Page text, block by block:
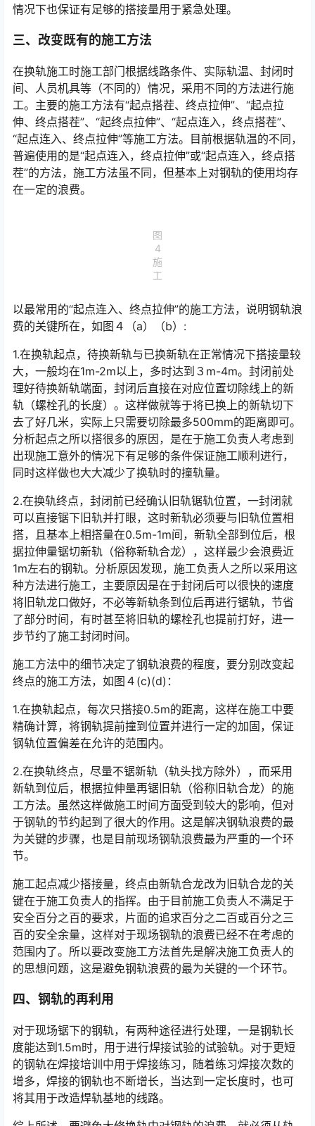
情况下也保证有足够的搭接量用于紧急处理。󠅅󠅃󠄵󠅂󠄪󠇖󠆨󠆨󠇕󠆞󠆒󠅬󠇘󠆭󠆘󠇙󠆝󠅵󠇗󠆭󠆁󠄐󠇗󠅹󠅸󠇖󠆍󠅳󠇖󠅹󠅰󠇖󠆌󠅹
三、改变既有的施工方法
在换轨施工时施工部门根据线路条件、实际轨温、封闭时
间、人员机具等（不同的）情况，采用不同的方法进行施
工。主要的施工方法有“起点搭茬、终点拉伸”、“起点拉
伸、终点搭茬”、“起终点拉伸”、“起点连入，终点搭茬”、
“起点连入、终点拉伸”等施工方法。目前根据轨温的不同，
普遍使用的是“起点连入，终点拉伸”或“起点连入，终点搭
茬”的方法，施工方法虽不同，但基本上对钢轨的使用均存
在一定的浪费。󠅅󠅃󠄵󠅂󠄪󠇖󠆨󠆨󠇕󠆞󠆒󠅬󠇘󠆭󠆘󠇙󠆝󠅵󠇗󠆭󠆁󠄐󠇗󠅹󠅸󠇖󠆍󠅳󠇖󠅹󠅰󠇖󠆌󠅹
图
4
施
工
以最常用的“起点连入、终点拉伸”的施工方法，说明钢轨浪
费的关键所在，如图４（a）（b）:
1.在换轨起点，待换新轨与已换新轨在正常情况下搭接量较
大，一般均在1m-2m以上，多时达到３m-4m。封闭前处
理好待换新轨端面，封闭后直接在对应位置切除线上的新
轨（螺栓孔的长度）。这样做就等于将已换上的新轨切下
去了好几米，实际上只需要切除最多500mm的距离即可。
分析起点之所以搭很多的原因，是在于施工负责人考虑到
出现施工意外的情况下有足够的条件保证施工顺利进行，
同时这样做也大大减少了换轨时的撞轨量。󠅅󠅃󠄵󠅂󠄪󠇖󠆨󠆨󠇕󠆞󠆒󠅬󠇘󠆭󠆘󠇙󠆝󠅵󠇗󠆭󠆁󠄐󠇗󠅹󠅸󠇖󠆍󠅳󠇖󠅹󠅰󠇖󠆌󠅹
2.在换轨终点，封闭前已经确认旧轨锯轨位置，一封闭就
可以直接锯下旧轨并打眼，这时新轨必须要与旧轨位置相
搭，且基本上相搭量在0.5m-1m间，新轨全部到位后，根
据拉伸量锯切新轨（俗称新轨合龙），这样最少会浪费近
1m左右的钢轨。分析原因发现，施工负责人之所以采用这
种方法进行施工，主要原因是在于封闭后可以很快的速度
将旧轨龙口做好，不必等新轨条到位后再进行锯轨，节省
了部分时间，有时甚至将旧轨的螺栓孔也提前打好，进一
步节约了施工封闭时间。󠅅󠅃󠄵󠅂󠄪󠇖󠆨󠆨󠇕󠆞󠆒󠅬󠇘󠆭󠆘󠇙󠆝󠅵󠇗󠆭󠆁󠄐󠇗󠅹󠅸󠇖󠆍󠅳󠇖󠅹󠅰󠇖󠆌󠅹
施工方法中的细节决定了钢轨浪费的程度，要分别改变起
终点的施工方法，如图４(c)(d)：
1.在换轨起点，每次只搭接0.5m的距离，这样在施工中要
精确计算，将钢轨提前撞到位置并进行一定的加固，保证
钢轨位置偏差在允许的范围内。
2.在换轨终点，尽量不锯新轨（轨头找方除外），而采用
新轨到位后，根据拉伸量再锯旧轨（俗称旧轨合龙）的施
工方法。虽然这样做施工时间方面受到较大的影响，但对
于钢轨的节约起到了很大的作用。这是解决钢轨浪费的最
为关键的步骤，也是目前现场钢轨浪费最为严重的一个环
节。󠅅󠅃󠄵󠅂󠄪󠇖󠆨󠆨󠇕󠆞󠆒󠅬󠇘󠆭󠆘󠇙󠆝󠅵󠇗󠆭󠆁󠄐󠇗󠅹󠅸󠇖󠆍󠅳󠇖󠅹󠅰󠇖󠆌󠅹
施工起点减少搭接量，终点由新轨合龙改为旧轨合龙的关
键在于施工负责人的指挥。由于目前施工负责人不满足于
安全百分之百的要求，片面的追求百分之二百或百分之三
百的安全余量，这样对于现场钢轨的浪费已经不在考虑的
范围内了。所以要改变施工方法首先是解决施工负责人的
的思想问题，这是避免钢轨浪费的最为关键的一个环节。󠅅󠅃󠄵󠅂󠄪󠇖󠆨󠆨󠇕󠆞󠆒󠅬󠇘󠆭󠆘󠇙󠆝󠅵󠇗󠆭󠆁󠄐󠇗󠅹󠅸󠇖󠆍󠅳󠇖󠅹󠅰󠇖󠆌󠅹
四、钢轨的再利用
对于现场锯下的钢轨，有两种途径进行处理，一是钢轨长
度能达到1.5m时，用于进行焊接试验的试验轨。对于更短
的钢轨在焊接培训中用于焊接练习，随着练习焊接次数的
增多，焊接的钢轨也不断增长，当达到一定长度时，也可
将其用于改造焊轨基地的线路。󠅅󠅃󠄵󠅂󠄪󠇖󠆨󠆨󠇕󠆞󠆒󠅬󠇘󠆭󠆘󠇙󠆝󠅵󠇗󠆭󠆁󠄐󠇗󠅹󠅸󠇖󠆍󠅳󠇖󠅹󠅰󠇖󠆌󠅹